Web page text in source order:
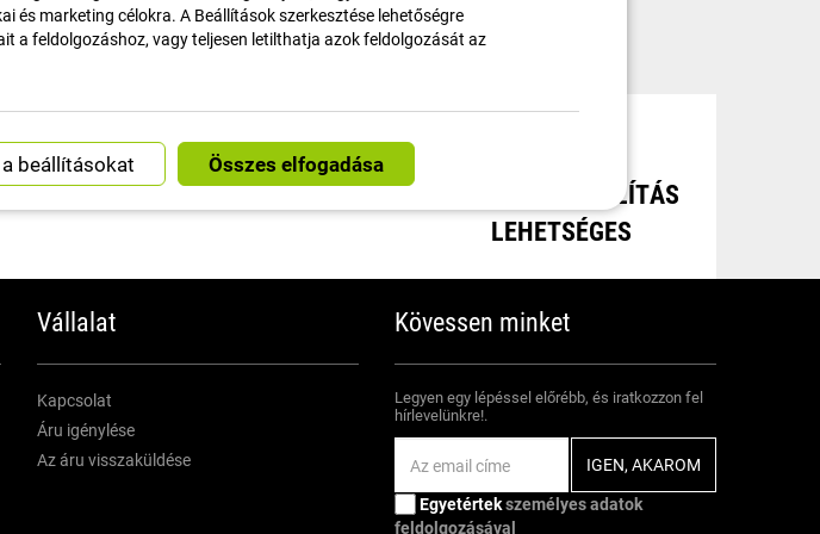
és marketing célokra. A Beállítások szerkesztése lehetőségre
a feldolgozáshoz, vagy teljesen letilthatja azok feldolgozását az
beállításokat
ÜGYFÉLSZOLGÁLAT
INGYENES SZÁLLÍTÁS
LEHETSÉGES
Vállalat
Kapcsolat
Áru igénylése
Az áru visszaküldése
Kövessen minket
Legyen egy lépéssel előrébb, és iratkozzon fel
hírlevelünkre!.
Egyetértekszemélyes adatok
feldolgozásával